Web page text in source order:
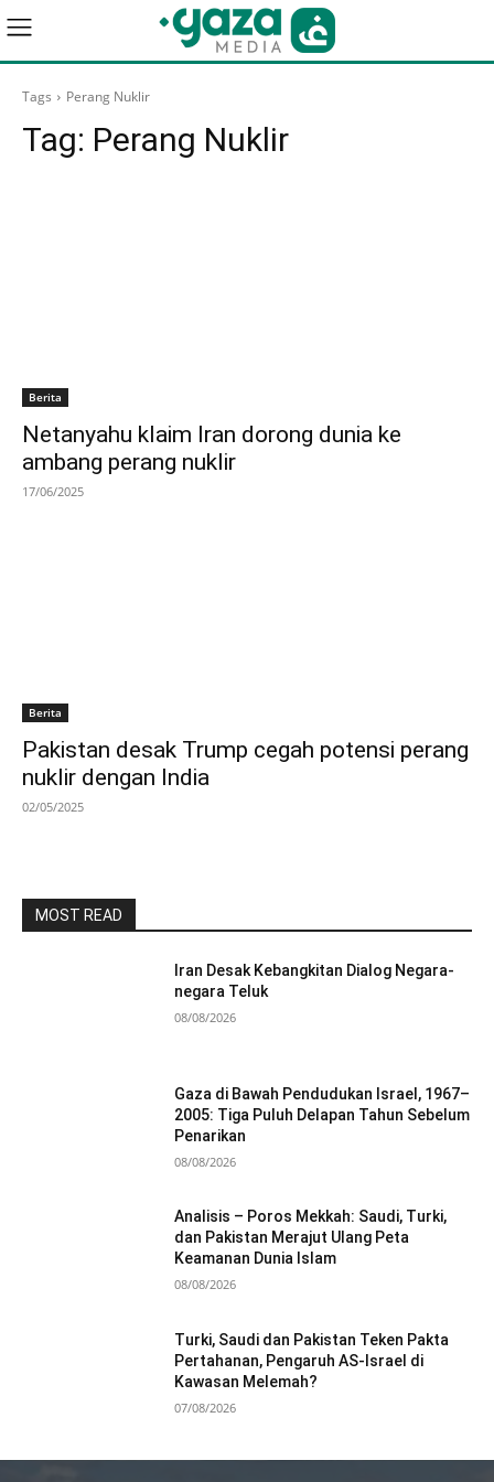
Tags Perang Nuklir
Tag: Perang Nuklir
Berita
Netanyahu klaim Iran dorong dunia ke
ambang perang nuklir
17/06/2025
Berita
Pakistan desak Trump cegah potensi perang
nuklir dengan India
02/05/2025
MOST READ
Iran Desak Kebangkitan Dialog Negara-
negara Teluk
08/08/2026
Gaza di Bawah Pendudukan Israel, 1967–
2005: Tiga Puluh Delapan Tahun Sebelum
Penarikan
08/08/2026
Analisis – Poros Mekkah: Saudi, Turki,
dan Pakistan Merajut Ulang Peta
Keamanan Dunia Islam
08/08/2026
Turki, Saudi dan Pakistan Teken Pakta
Pertahanan, Pengaruh AS-Israel di
Kawasan Melemah?
07/08/2026